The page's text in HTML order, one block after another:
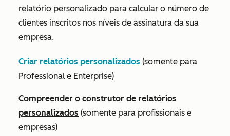
relatório personalizado para calcular o número de
clientes inscritos nos níveis de assinatura da sua
empresa.
Criar relatórios personalizados (somente para
Professional e Enterprise)
Compreender o construtor de relatórios
personalizados (somente para profissionais e
empresas)